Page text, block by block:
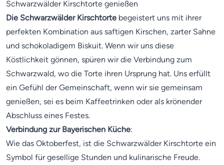
Schwarzwälder Kirschtorte genießen
Die Schwarzwälder Kirschtorte begeistert uns mit ihrer
perfekten Kombination aus saftigen Kirschen, zarter Sahne
und schokoladigem Biskuit. Wenn wir uns diese
Köstlichkeit gönnen, spüren wir die Verbindung zum
Schwarzwald, wo die Torte ihren Ursprung hat. Uns erfüllt
ein Gefühl der Gemeinschaft, wenn wir sie gemeinsam
genießen, sei es beim Kaffeetrinken oder als krönender
Abschluss eines Festes.
Verbindung zur Bayerischen Küche:
Wie das Oktoberfest, ist die Schwarzwälder Kirschtorte ein
Symbol für gesellige Stunden und kulinarische Freude.